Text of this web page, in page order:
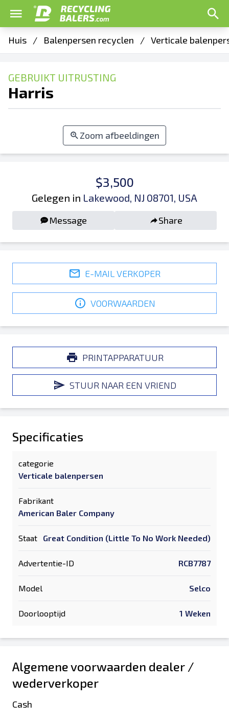
Huis / Balenpersen recyclen / Verticale
GEBRUIKT UITRUSTING
Harris
Zoom afbeeldingen
$3,500
Gelegen in Lakewood, NJ 08701, USA
Message Share
E-MAIL VERKOPER
VOORWAARDEN
PRINTAPPARATUUR
STUUR NAAR EEN VRIEND
Specificaties
categorie
Verticale balenpersen
Fabrikant
American Baler Company
Staat Great Condition (Little To No Work Needed)
Advertentie-ID RCB7787
Model Selco
Doorlooptijd 1 Weken
Algemene voorwaarden dealer /
wederverkoper
Cash